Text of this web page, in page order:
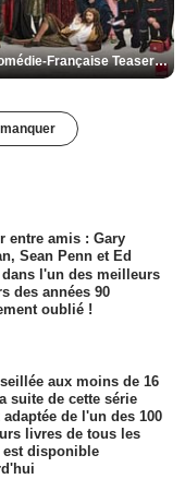
De la Comédie-Française Teaser VF
entre amis : Gary
Sean Penn et Ed
l'un des meilleurs
des années 90
oublié !
aux moins de 16
suite de cette série
adaptée de l'un des 100
livres de tous les
est disponible